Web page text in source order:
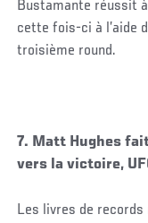
Bustamante réussit
cette fois-ci à l’aide
troisième round.
7. Matt Hughes
vers la victoire,
Les livres de records